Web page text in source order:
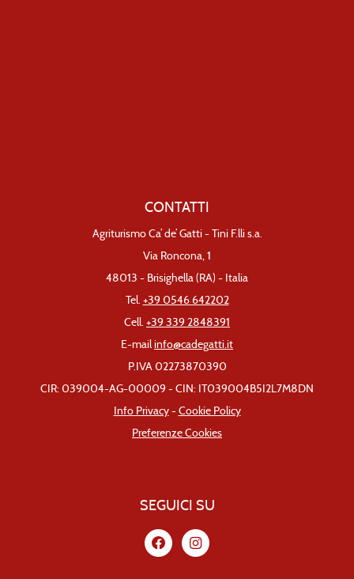
CONTATTI
Agriturismo Ca’ de’ Gatti - Tini F.lli s.a.
Via Roncona, 1
48013 - Brisighella (RA) - Italia
Tel. +39 0546 642202
Cell. +39 339 2848391
E-mailinfo@cadegatti.it
P.IVA 02273870390
CIR: 039004-AG-00009 - CIN: IT039004B5I2L7M8DN
Info Privacy-Cookie Policy
Preferenze Cookies
SEGUICI SU